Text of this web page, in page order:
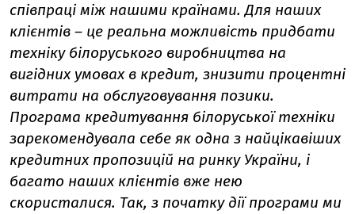
співпраці між нашими країнами.Для наших
клієнтів – це реальна можливість придбати
техніку білоруського виробництва на
вигідних умовах в кредит, знизити процентні
витрати на обслуговування позики.
Програма кредитування білоруської техніки
зарекомендувала себе як одна з найцікавіших
кредитних пропозицій на ринку України, і
багато наших клієнтів вже нею
скористалися. Так, з початку дії програми ми